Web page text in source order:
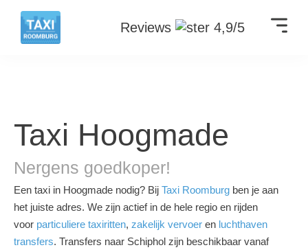
Reviews 4,9/5
Taxi Hoogmade
Nergens goedkoper!
Een taxi in Hoogmade nodig? Bij Taxi Roomburg ben je aan
het juiste adres. We zijn actief in de hele regio en rijden
voor particuliere taxiritten, zakelijk vervoer en luchthaven
transfers. Transfers naar Schiphol zijn beschikbaar vanaf